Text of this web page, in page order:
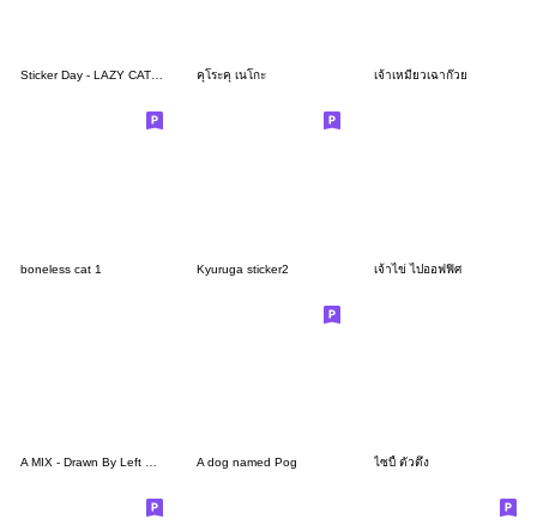
Sticker Day - LAZY CAT A MIX คุโระคุ เนโกะ เจ้าเหมียวเฉาก๊วย
boneless cat 1 Kyuruga sticker2 เจ้าไข่ ไปออฟฟิศ
A dog named Pog ไซบี้ ตัวตึง